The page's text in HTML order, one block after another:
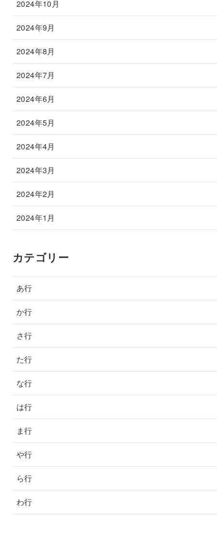
2024年10月
2024年9月
2024年8月
2024年7月
2024年6月
2024年5月
2024年4月
2024年3月
2024年2月
2024年1月
カテゴリー
あ行
か行
さ行
た行
な行
は行
ま行
や行
ら行
わ行